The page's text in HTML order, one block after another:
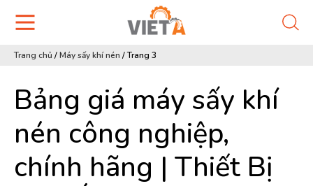
Trang chủ /Máy sấy khí nén /Trang 3
Bảng giá máy sấy khí
nén công nghiệp,
chính hãng | Thiết Bị